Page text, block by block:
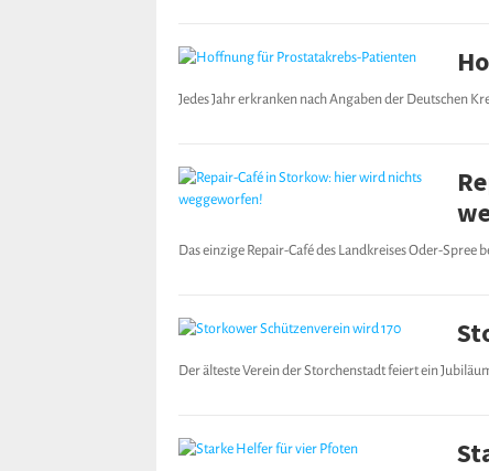
Jedes Jahr erkranken nach Angaben der Deutschen
Das einzige Repair-Café des Landkreises Oder-
Der älteste Verein der Storchenstadt feiert ein